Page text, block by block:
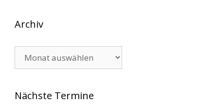
Archiv
Nächste Termine